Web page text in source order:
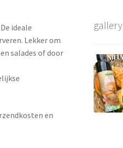
ideale
Lekker om
salades of door
en
gallery